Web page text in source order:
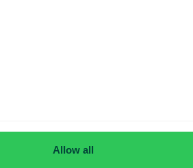
Allow all
när du surfar utanför EU/EES.